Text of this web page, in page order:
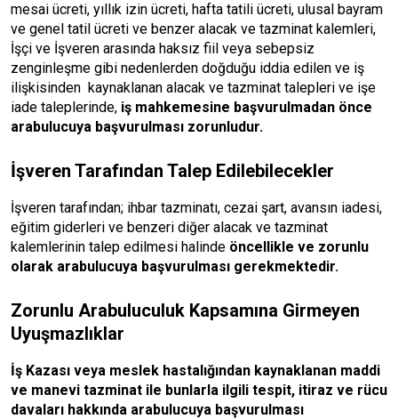
mesai ücreti, yıllık izin ücreti, hafta tatili ücreti, ulusal bayram
ve genel tatil ücreti ve benzer alacak ve tazminat kalemleri,
İşçi ve İşveren arasında haksız fiil veya sebepsiz
zenginleşme gibi nedenlerden doğduğu iddia edilen ve iş
ilişkisinden kaynaklanan alacak ve tazminat talepleri ve işe
iade taleplerinde, iş mahkemesine başvurulmadan önce
arabulucuya başvurulması zorunludur.
İşveren Tarafından Talep Edilebilecekler
İşveren tarafından; ihbar tazminatı, cezai şart, avansın iadesi,
eğitim giderleri ve benzeri diğer alacak ve tazminat
kalemlerinin talep edilmesi halinde öncellikle ve zorunlu
olarak arabulucuya başvurulması gerekmektedir.
Zorunlu Arabuluculuk Kapsamına Girmeyen
Uyuşmazlıklar
İş Kazası veya meslek hastalığından kaynaklanan maddi
ve manevi tazminat ile bunlarla ilgili tespit, itiraz ve rücu
davaları hakkında arabulucuya başvurulması